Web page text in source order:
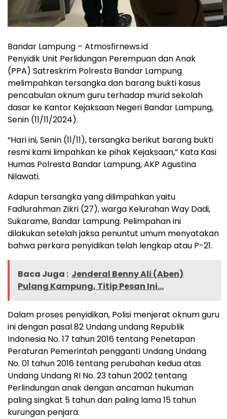
Bandar Lampung – Atmosfirnews.id
Penyidik Unit Perlidungan Perempuan dan Anak
(PPA) Satreskrim Polresta Bandar Lampung
melimpahkan tersangka dan barang bukti kasus
pencabulan oknum guru terhadap murid sekolah
dasar ke Kantor Kejaksaan Negeri Bandar Lampung,
Senin (11/11/2024).
“Hari ini, Senin (11/11), tersangka berikut barang bukti
resmi kami limpahkan ke pihak Kejaksaan,” Kata Kasi
Humas Polresta Bandar Lampung, AKP Agustina
Nilawati.
Adapun tersangka yang dilimpahkan yaitu
Fadlurahman Zikri (27), warga Kelurahan Way Dadi,
Sukarame, Bandar Lampung. Pelimpahan ini
dilakukan setelah jaksa penuntut umum menyatakan
bahwa perkara penyidikan telah lengkap atau P-21.
Baca Juga : Jenderal Benny Ali (Aben)
Pulang Kampung, Titip Pesan Ini...
Dalam proses penyidikan, Polisi menjerat oknum guru
ini dengan pasal 82 Undang undang Republik
Indonesia No. 17 tahun 2016 tentang Penetapan
Peraturan Pemerintah pengganti Undang Undang
No. 01 tahun 2016 tentang perubahan kedua atas
Undang Undang RI No. 23 tahun 2002 tentang
Perlindungan anak dengan ancaman hukuman
paling singkat 5 tahun dan paling lama 15 tahun
kurungan penjara.